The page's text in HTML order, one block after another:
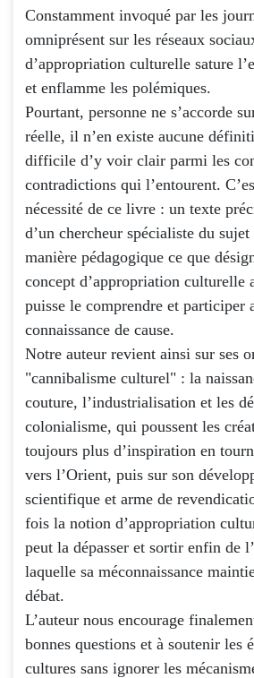
Constamment invoqué par les
omniprésent sur les réseaux
d’appropriation culturelle sature
et enflamme les polémiques.
Pourtant, personne ne s’accorde
réelle, il n’en existe aucune
difficile d’y voir clair parmi les
contradictions qui l’entourent.
nécessité de ce livre : un texte
d’un chercheur spécialiste du
manière pédagogique ce que
concept d’appropriation culturelle
puisse le comprendre et participer
connaissance de cause.
Notre auteur revient ainsi sur ses
"cannibalisme culturel" : la
couture, l’industrialisation et les
colonialisme, qui poussent les
toujours plus d’inspiration en
vers l’Orient, puis sur son
scientifique et arme de
fois la notion d’appropriation
peut la dépasser et sortir enfin de
laquelle sa méconnaissance
débat.
L’auteur nous encourage
bonnes questions et à soutenir les
cultures sans ignorer les